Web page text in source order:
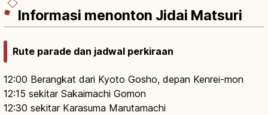
Informasi menonton Jidai Matsuri
Rute parade dan jadwal perkiraan
12:00 Berangkat dari Kyoto Gosho, depan Kenrei-mon
12:15 sekitar Sakaimachi Gomon
12:30 sekitar Karasuma Marutamachi